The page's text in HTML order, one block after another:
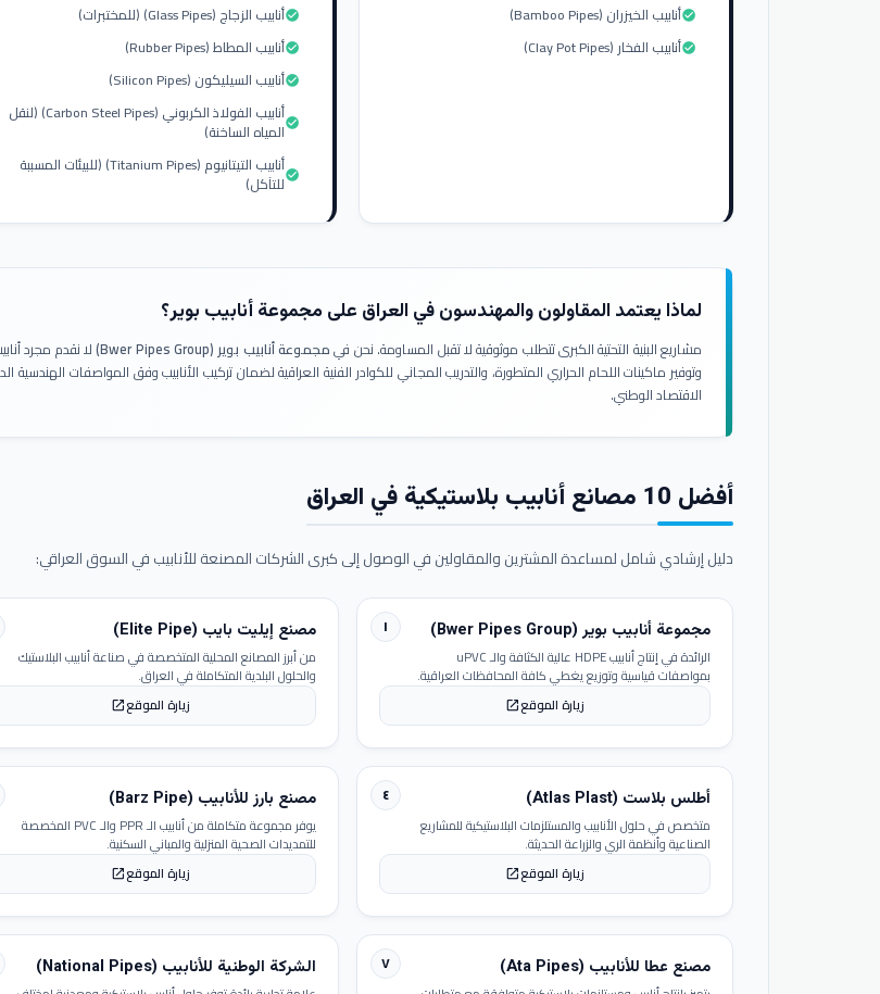
أنابيب الخيزران (Bamboo Pipes)check_circle
أنابيب الفخار (Clay Pot Pipes)check_circle
أنابيب الزجاج (Glass Pipes) (للمختبرات)check_circle
أنابيب المطاط (Rubber Pipes)check_circle
أنابيب السيليكون (Silicon Pipes)check_circle
أنابيب الفولاذ الكربوني (Carbon Steel Pipes) (لنقل
المياه الساخنة)check_circle
أنابيب التيتانيوم (Titanium Pipes) (للبيئات المسببة
للتآكل)check_circle
لماذا يعتمد المقاولون والمهندسون في العراق على مجموعة أنابيب بوير؟
مشاريع البنية التحتية الكبرى تتطلب موثوقية لا تقبل المساومة. نحن فيمجموعة أنابيب بوير (Bwer Pipes Group)
لا نقدم مجرد
وتوفير ماكينات اللحام الحراري المتطورة، والتدريب المجاني للكوادر الفنية العراقية لضمان تركيب الأنابيب وفق المواصفات
الاقتصاد الوطني.
أفضل 10 مصانع أنابيب بلاستيكية في العراق
دليل إرشادي شامل لمساعدة المشترين والمقاولين في الوصول إلى كبرى الشركات المصنعة للأنابيب في السوق العراقي:
١ مجموعة أنابيب بوير (Bwer Pipes Group)
الرائدة في إنتاج أنابيب HDPE عالية الكثافة والـ uPVC
بمواصفات قياسية وتوزيع يغطي كافة المحافظات العراقية.
زيارة الموقعopen_in_new
مصنع إيليت بايب (Elite Pipe)
من أبرز المصانع المحلية المتخصصة في صناعة أنابيب البلاستيك
والحلول البلدية المتكاملة في العراق.
زيارة الموقعopen_in_new
٤ أطلس بلاست (Atlas Plast)
متخصص في حلول الأنابيب والمستلزمات البلاستيكية للمشاريع
الصناعية وأنظمة الري والزراعة الحديثة.
زيارة الموقعopen_in_new
مصنع بارز للأنابيب (Barz Pipe)
يوفر مجموعة متكاملة من أنابيب الـ PPR والـ PVC المخصصة
للتمديدات الصحية المنزلية والمباني السكنية.
زيارة الموقعopen_in_new
٧ مصنع عطا للأنابيب (Ata Pipes) الشركة الوطنية للأنابيب (National Pipes)